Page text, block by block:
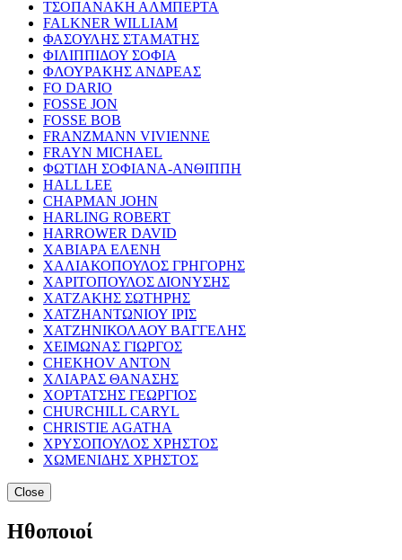
ΤΣΟΠΑΝΑΚΗ ΑΛΜΠΕΡΤΑ
FALKNER WILLIAM
ΦΑΣΟΥΛΗΣ ΣΤΑΜΑΤΗΣ
ΦΙΛΙΠΠΙΔΟΥ ΣΟΦΙΑ
ΦΛΟΥΡΑΚΗΣ ΑΝΔΡΕΑΣ
FO DARIO
FOSSE JON
FOSSE BOB
FRANZMANN VIVIENNE
FRAYN MICHAEL
ΦΩΤΙΔΗ ΣΟΦΙΑΝΑ-ΑΝΘΙΠΠΗ
HALL LEE
CHAPMAN JOHN
HARLING ROBERT
HARROWER DAVID
ΧΑΒΙΑΡΑ ΕΛΕΝΗ
ΧΑΛΙΑΚΟΠΟΥΛΟΣ ΓΡΗΓΟΡΗΣ
ΧΑΡΙΤΟΠΟΥΛΟΣ ΔΙΟΝΥΣΗΣ
ΧΑΤΖΑΚΗΣ ΣΩΤΗΡΗΣ
ΧΑΤΖΗΑΝΤΩΝΙΟΥ ΙΡΙΣ
ΧΑΤΖΗΝΙΚΟΛΑΟΥ ΒΑΓΓΕΛΗΣ
ΧΕΙΜΩΝΑΣ ΓΙΩΡΓΟΣ
CHEKHOV ANTON
ΧΛΙΑΡΑΣ ΘΑΝΑΣΗΣ
ΧΟΡΤΑΤΣΗΣ ΓΕΩΡΓΙΟΣ
CHURCHILL CARYL
CHRISTIE AGATHA
ΧΡΥΣΟΠΟΥΛΟΣ ΧΡΗΣΤΟΣ
ΧΩΜΕΝΙΔΗΣ ΧΡΗΣΤΟΣ
Close
Ηθοποιοί